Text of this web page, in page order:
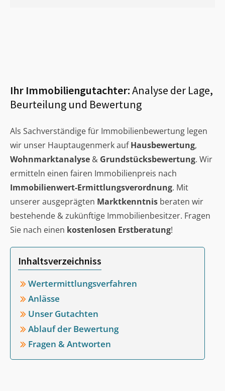
Ihr Immobiliengutachter:Analyse der Lage,
Beurteilung und Bewertung
Als Sachverständige für Immobilienbewertung legen
wir unser Hauptaugenmerk aufHausbewertung,
Wohnmarktanalyse & Grundstücksbewertung. Wir
ermitteln einen fairen Immobilienpreis nach
Immobilienwert-Ermittlungsverordnung. Mit
unserer ausgeprägten Marktkenntnis beraten wir
bestehende & zukünftige Immobilienbesitzer. Fragen
Sie nach einen kostenlosen Erstberatung!
Inhaltsverzeichniss
Wertermittlungsverfahren
Anlässe
Unser Gutachten
Ablauf der Bewertung
Fragen & Antworten